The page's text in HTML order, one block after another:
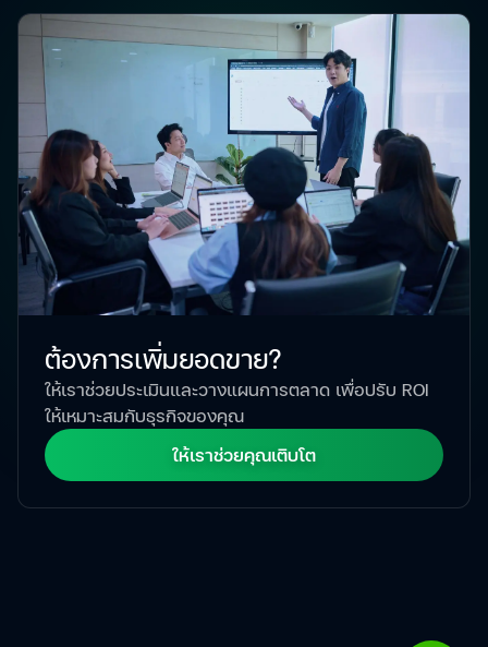
ต้องการเพิ่มยอดขาย?
ให้เราช่วยประเมินและวางแผนการตลาด เพื่อปรับ ROI
ให้เหมาะสมกับธุรกิจของคุณ
ให้เราช่วยคุณเติบโต